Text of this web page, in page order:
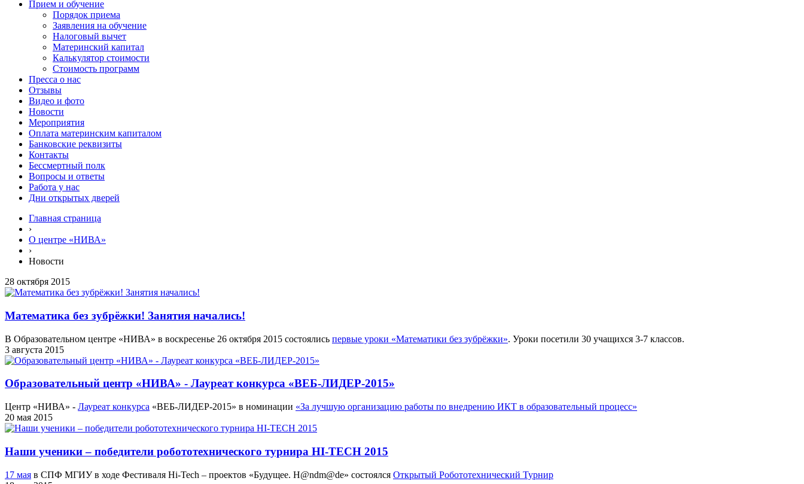
Прием и обучение
Порядок приема
Заявления на обучение
Налоговый вычет
Материнский капитал
Калькулятор стоимости
Стоимость программ
Пресса о нас
Отзывы
Видео и фото
Новости
Мероприятия
Оплата материнским капиталом
Банковские реквизиты
Контакты
Бессмертный полк
Вопросы и ответы
Работа у нас
Дни открытых дверей
Главная страница
›
О центре «НИВА»
›
Новости
28 октября 2015
Математика без зубрёжки! Занятия начались!
В Образовательном центре «НИВА» в воскресенье 26 октября 2015 состоялись первые уроки «Математики без зубрёжки». Уроки посетили 30 учащихся 3-7 классов.
3 августа 2015
Образовательный центр «НИВА» - Лауреат конкурса «ВЕБ-ЛИДЕР-2015»
Центр «НИВА» - Лауреат конкурса «ВЕБ-ЛИДЕР-2015» в номинации «За лучшую организацию работы по внедрению ИКТ в образовательный процесс»
20 мая 2015
Наши ученики – победители робототехнического турнира HI-TECH 2015
17 мая в СПФ МГИУ в ходе Фестиваля Hi-Tech – проектов «Будущее. H@ndm@de» состоялся Открытый Робототехнический Турнир